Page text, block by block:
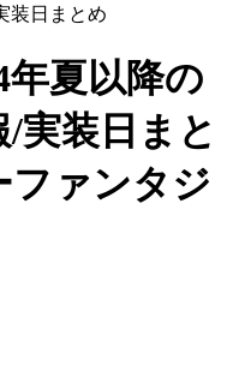
装日まとめ
年夏以降の
実装日まと
ファンタジ